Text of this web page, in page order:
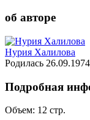
об авторе
Нурия Халилова
Родилась
Подробная
Объем: 12 стр.